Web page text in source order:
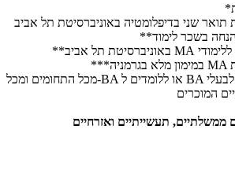
*
שני בדיפלומטיה באוניברסיטת תל אביב
בשכר לימוד**
MA באוניברסיטת תל אביב**
MA במימון מלא בגרמניה***
BA או ללומדים ל -BAמכל התחומים ומכל
המוכרים
ממשלתיים, תעשייתיים ואזרחיים